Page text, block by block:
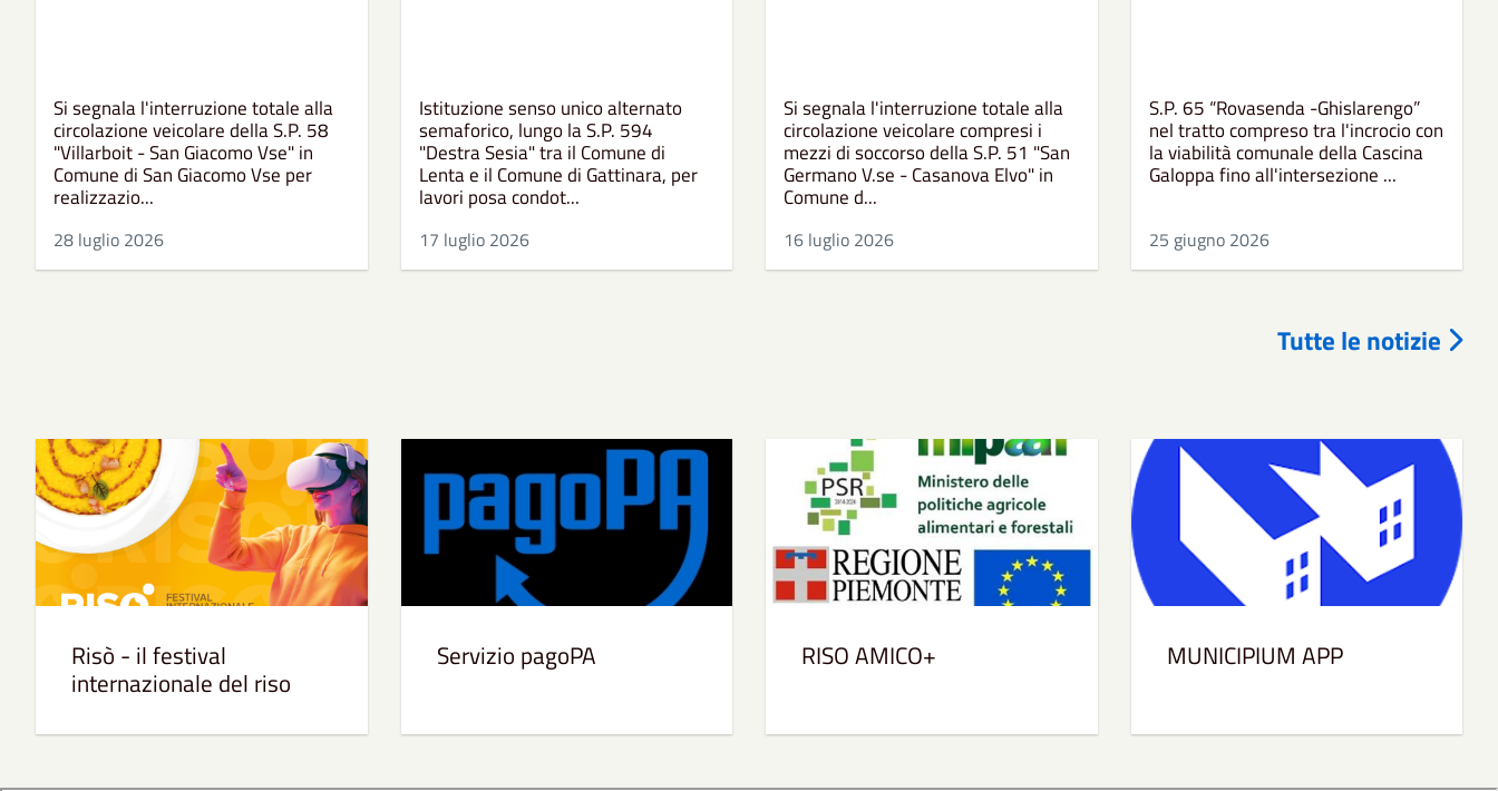
Si segnala l'interruzione totale alla
circolazione veicolare della S.P. 58
"Villarboit - San Giacomo Vse" in
Comune di San Giacomo Vse per
realizzazio...
28 luglio 2026
Istituzione senso unico alternato
semaforico, lungo la S.P. 594
"Destra Sesia" tra il Comune di
Lenta e il Comune di Gattinara, per
lavori posa condot...
17 luglio 2026
Si segnala l'interruzione totale alla
circolazione veicolare compresi i
mezzi di soccorso della S.P. 51 "San
Germano V.se - Casanova Elvo" in
Comune d...
16 luglio 2026
S.P. 65 “Rovasenda -Ghislarengo”
nel tratto compreso tra l'incrocio con
la viabilità comunale della Cascina
Galoppa fino all'intersezione ...
25 giugno 2026
Tutte le notizie
Risò - il festival
internazionale del riso
Servizio pagoPA RISO AMICO+ MUNICIPIUM APP